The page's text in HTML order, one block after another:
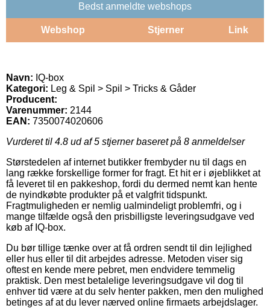
Bedst anmeldte webshops
Webshop Stjerner Link
Navn: IQ-box
Kategori: Leg & Spil > Spil > Tricks & Gåder
Producent:
Varenummer: 2144
EAN: 7350074020606
Vurderet til 4.8 ud af 5 stjerner baseret på 8 anmeldelser
Størstedelen af internet butikker frembyder nu til dags en
lang række forskellige former for fragt. Et hit er i øjeblikket at
få leveret til en pakkeshop, fordi du dermed nemt kan hente
de nyindkøbte produkter på et valgfrit tidspunkt.
Fragtmuligheden er nemlig ualmindeligt problemfri, og i
mange tilfælde også den prisbilligste leveringsudgave ved
køb af IQ-box.
Du bør tillige tænke over at få ordren sendt til din lejlighed
eller hus eller til dit arbejdes adresse. Metoden viser sig
oftest en kende mere pebret, men endvidere temmelig
praktisk. Den mest betalelige leveringsudgave vil dog til
enhver tid være at du selv henter pakken, men den mulighed
betinges af at du lever nærved online firmaets arbejdslager.